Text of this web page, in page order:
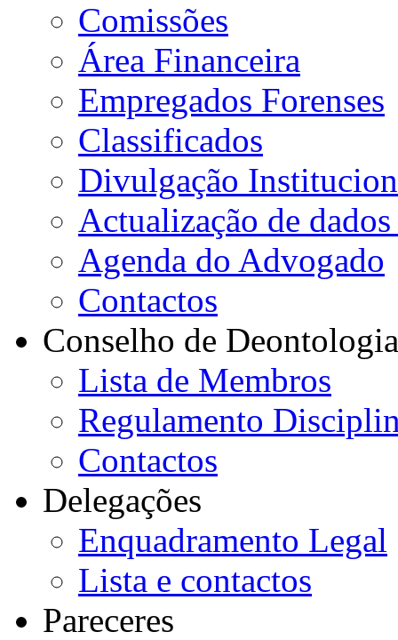
Comissões
Área Financeira
Empregados Forenses
Classificados
Divulgação
Actualização de
Agenda do Advogado
Contactos
Conselho de Deontologia
Lista de Membros
Regulamento
Contactos
Delegações
Enquadramento Legal
Lista e contactos
Pareceres